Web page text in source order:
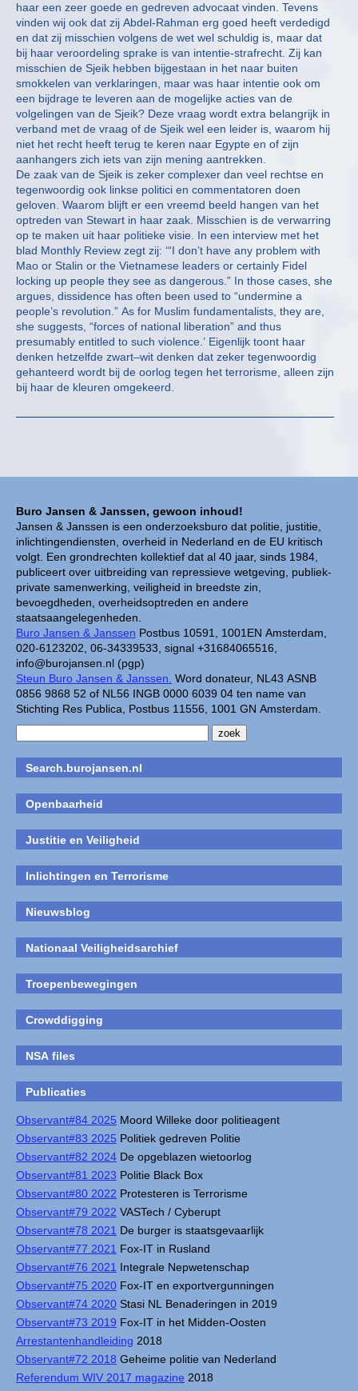
Buro Jansen & Janssen, gewoon inhoud!
Jansen & Janssen is een onderzoeksburo dat politie, justitie,
inlichtingendiensten, overheid in Nederland en de EU kritisch
volgt. Een grondrechten kollektief dat al 40 jaar, sinds 1984,
publiceert over uitbreiding van repressieve wetgeving, publiek-
private samenwerking, veiligheid in breedste zin,
bevoegdheden, overheidsoptreden en andere
staatsaangelegenheden.
Buro Jansen & Janssen Postbus 10591, 1001EN Amsterdam,
020-6123202, 06-34339533, signal +31684065516,
info@burojansen.nl (pgp)
Steun Buro Jansen & Janssen. Word donateur, NL43 ASNB
0856 9868 52 of NL56 INGB 0000 6039 04 ten name van
Stichting Res Publica, Postbus 11556, 1001 GN Amsterdam.
Search.burojansen.nl
Openbaarheid
Justitie en Veiligheid
Inlichtingen en Terrorisme
Nieuwsblog
Nationaal Veiligheidsarchief
Troepenbewegingen
Crowddigging
NSA files
Publicaties
Observant#84 2025 Moord Willeke door politieagent
Observant#83 2025 Politiek gedreven Politie
Observant#82 2024 De opgeblazen wietoorlog
Observant#81 2023 Politie Black Box
Observant#80 2022 Protesteren is Terrorisme
Observant#79 2022 VASTech / Cyberupt
Observant#78 2021 De burger is staatsgevaarlijk
Observant#77 2021 Fox-IT in Rusland
Observant#76 2021 Integrale Nepwetenschap
Observant#75 2020 Fox-IT en exportvergunningen
Observant#74 2020 Stasi NL Benaderingen in 2019
Observant#73 2019 Fox-IT in het Midden-Oosten
Arrestantenhandleiding 2018
Observant#72 2018 Geheime politie van Nederland
Referendum WIV 2017 magazine 2018
haar een zeer goede en gedreven advocaat vinden. Tevens
vinden wij ook dat zij Abdel-Rahman erg goed heeft verdedigd
en dat zij misschien volgens de wet wel schuldig is, maar dat
bij haar veroordeling sprake is van intentie-strafrecht. Zij kan
misschien de Sjeik hebben bijgestaan in het naar buiten
smokkelen van verklaringen, maar was haar intentie ook om
een bijdrage te leveren aan de mogelijke acties van de
volgelingen van de Sjeik? Deze vraag wordt extra belangrijk in
verband met de vraag of de Sjeik wel een leider is, waarom hij
niet het recht heeft terug te keren naar Egypte en of zijn
aanhangers zich iets van zijn mening aantrekken.
De zaak van de Sjeik is zeker complexer dan veel rechtse en
tegenwoordig ook linkse politici en commentatoren doen
geloven. Waarom blijft er een vreemd beeld hangen van het
optreden van Stewart in haar zaak. Misschien is de verwarring
op te maken uit haar politieke visie. In een interview met het
blad Monthly Review zegt zij: ‘“I don’t have any problem with
Mao or Stalin or the Vietnamese leaders or certainly Fidel
locking up people they see as dangerous.” In those cases, she
argues, dissidence has often been used to “undermine a
people’s revolution.” As for Muslim fundamentalists, they are,
she suggests, “forces of national liberation” and thus
presumably entitled to such violence.’ Eigenlijk toont haar
denken hetzelfde zwart–wit denken dat zeker tegenwoordig
gehanteerd wordt bij de oorlog tegen het terrorisme, alleen zijn
bij haar de kleuren omgekeerd.